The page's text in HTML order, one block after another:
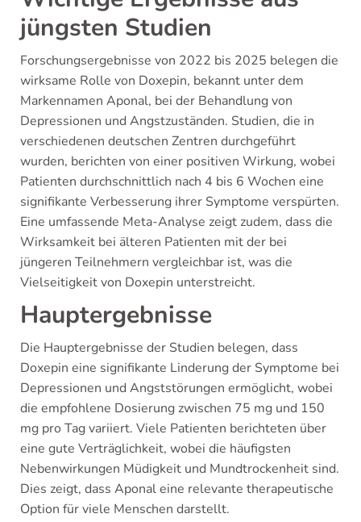
jüngsten Studien
Forschungsergebnisse von 2022 bis 2025 belegen die
wirksame Rolle von Doxepin, bekannt unter dem
Markennamen Aponal, bei der Behandlung von
Depressionen und Angstzuständen. Studien, die in
verschiedenen deutschen Zentren durchgeführt
wurden, berichten von einer positiven Wirkung, wobei
Patienten durchschnittlich nach 4 bis 6 Wochen eine
signifikante Verbesserung ihrer Symptome verspürten.
Eine umfassende Meta-Analyse zeigt zudem, dass die
Wirksamkeit bei älteren Patienten mit der bei
jüngeren Teilnehmern vergleichbar ist, was die
Vielseitigkeit von Doxepin unterstreicht.
Hauptergebnisse
Die Hauptergebnisse der Studien belegen, dass
Doxepin eine signifikante Linderung der Symptome bei
Depressionen und Angststörungen ermöglicht, wobei
die empfohlene Dosierung zwischen 75 mg und 150
mg pro Tag variiert. Viele Patienten berichteten über
eine gute Verträglichkeit, wobei die häufigsten
Nebenwirkungen Müdigkeit und Mundtrockenheit sind.
Dies zeigt, dass Aponal eine relevante therapeutische
Option für viele Menschen darstellt.